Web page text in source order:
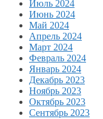
Июль 2024
Июнь 2024
Май 2024
Апрель 2024
Март 2024
Февраль 2024
Январь 2024
Декабрь 2023
Ноябрь 2023
Октябрь 2023
Сентябрь 2023